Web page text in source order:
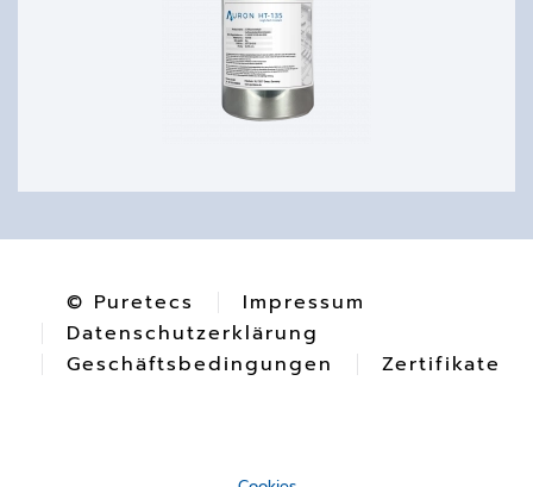
© Puretecs
Impressum
Datenschutzerklärung
Geschäftsbedingungen
Zertifikate